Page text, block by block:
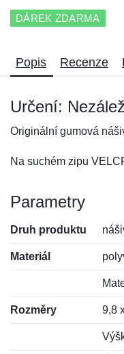
DÁREK ZDARMA
Popis Recenze
Určení:
Originální gumová
Na suchém zipu
Parametry
Druh produktu
Materiál
Rozměry 9,8